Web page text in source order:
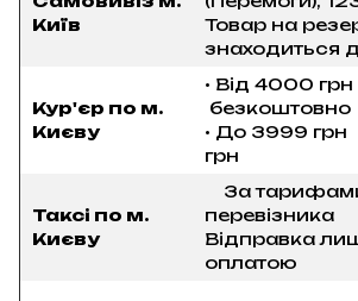
Київ
Товар на
знаходиться
Кур'єр по м.
Києву
• Від 4000
безкоштовно
• До 3999
грн
Таксі по м.
Києву
За
перевізника
Відправка
оплатою